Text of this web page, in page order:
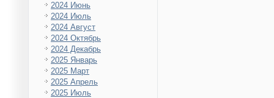
2024 Июнь
2024 Июль
2024 Август
2024 Октябрь
2024 Декабрь
2025 Январь
2025 Март
2025 Апрель
2025 Июль